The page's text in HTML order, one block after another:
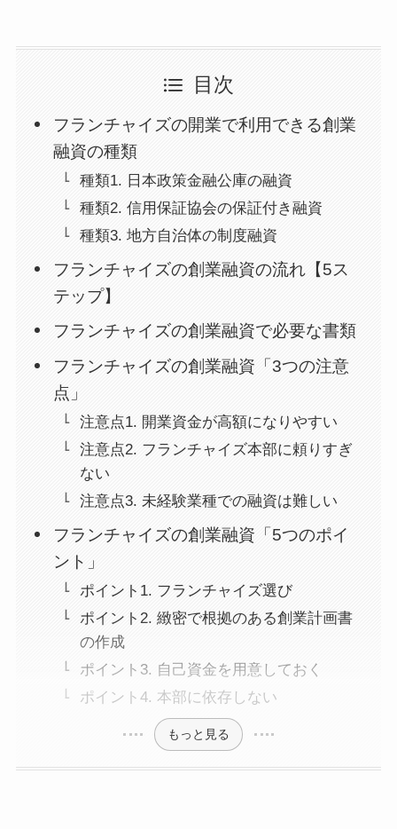
目次
フランチャイズの開業で利用できる創業
融資の種類
種類1. 日本政策金融公庫の融資
種類2. 信用保証協会の保証付き融資
種類3. 地方自治体の制度融資
フランチャイズの創業融資の流れ【5ス
テップ】
フランチャイズの創業融資で必要な書類
フランチャイズの創業融資「3つの注意
点」
注意点1. 開業資金が高額になりやすい
注意点2. フランチャイズ本部に頼りすぎ
ない
注意点3. 未経験業種での融資は難しい
フランチャイズの創業融資「5つのポイ
ント」
ポイント1. フランチャイズ選び
ポイント2. 緻密で根拠のある創業計画書
の作成
ポイント3. 自己資金を用意しておく
ポイント4. 本部に依存しない
もっと見る